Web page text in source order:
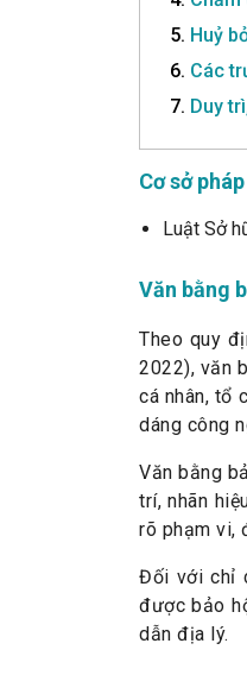
5. Huỷ
6. Các
7. Duy
Cơ sở
Luật Sở
Văn bằng
Theo quy
2022), văn
cá nhân, tổ
dáng công
Văn bằng
trí, nhãn
rõ phạm vi,
Đối với chỉ
được bảo
dẫn địa lý.